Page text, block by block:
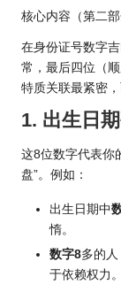
核心内容（第二
在身份证号数字
常，最后四位（
特质关联最紧密
1. 出生日
这8位数字代表你
盘”。例如：
出生日期中
惰。
数字8多的
于依赖权力。